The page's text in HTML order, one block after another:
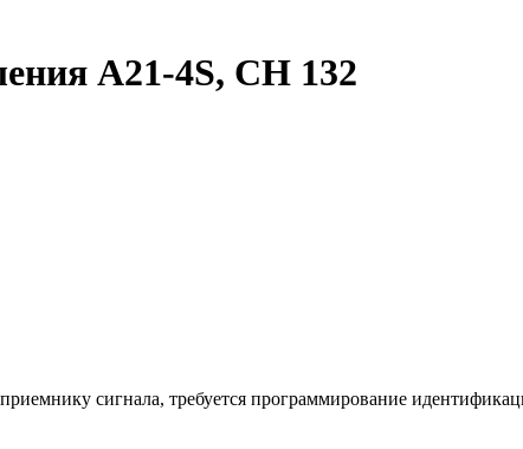
А21-4S, СН 132
сигнала, требуется программирование